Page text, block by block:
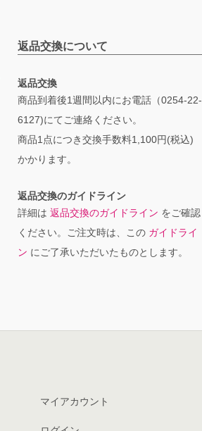
返品交換について
返品交換
商品到着後1週間以内にお電話（0254-22-
6127)にてご連絡ください。
商品1点につき交換手数料1,100円(税込)
かかります。
返品交換のガイドライン
詳細は 返品交換のガイドライン をご確認
ください。ご注文時は、この ガイドライ
ン にご了承いただいたものとします。
マイアカウント